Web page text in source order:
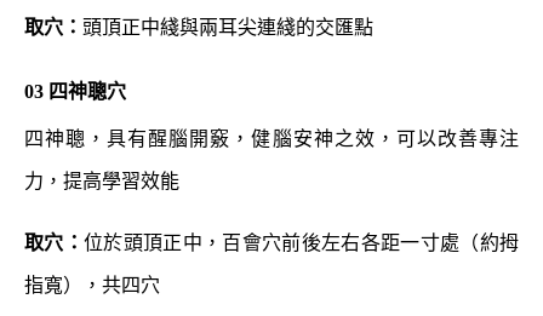
取穴： 頭頂正中綫與兩耳尖連綫的交匯點
03 四神聰穴
四神聰，具有醒腦開竅，健腦安神之效，可以改善專注
力，提高學習效能
取穴： 位於頭頂正中，百會穴前後左右各距一寸處（約拇
指寬），共四穴